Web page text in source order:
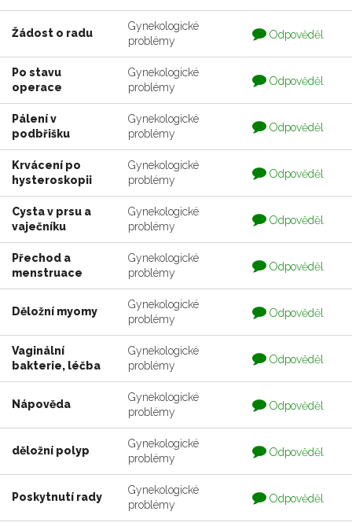
Žádost o radu
Gynekologické
problémy
Otázka
je
zodpovedaná
Odpověděl
Po stavu
operace
Gynekologické
problémy
Otázka
je
zodpovedaná
Odpověděl
Pálení v
podbřišku
Gynekologické
problémy
Otázka
je
zodpovedaná
Odpověděl
Krvácení po
hysteroskopii
Gynekologické
problémy
Otázka
je
zodpovedaná
Odpověděl
Cysta v prsu a
vaječníku
Gynekologické
problémy
Otázka
je
zodpovedaná
Odpověděl
Přechod a
menstruace
Gynekologické
problémy
Otázka
je
zodpovedaná
Odpověděl
Děložní myomy
Gynekologické
problémy
Otázka
je
zodpovedaná
Odpověděl
Vaginální
bakterie, léčba
Gynekologické
problémy
Otázka
je
zodpovedaná
Odpověděl
Nápověda
Gynekologické
problémy
Otázka
je
zodpovedaná
Odpověděl
děložní polyp
Gynekologické
problémy
Otázka
je
zodpovedaná
Odpověděl
Poskytnutí rady
Gynekologické
problémy
Otázka
je
zodpovedaná
Odpověděl